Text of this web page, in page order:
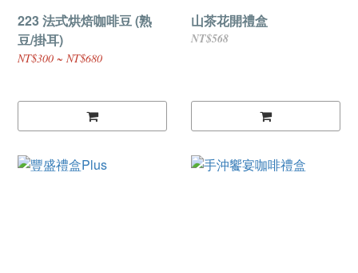
223 法式烘焙咖啡豆 (熟
豆/掛耳)
NT$300 ~ NT$680
山茶花開禮盒
NT$568